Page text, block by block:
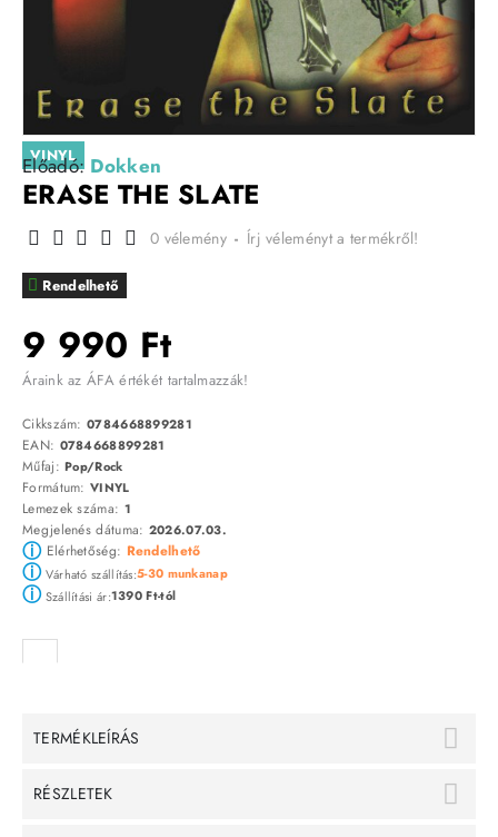
VINYL
Előadó: Dokken
ERASE THE SLATE
Rendelhető
0 vélemény - Írj véleményt a termékről!
9 990 Ft
Áraink az ÁFA értékét tartalmazzák!
Cikkszám: 0784668899281
EAN: 0784668899281
Műfaj:Pop/Rock
Formátum: VINYL
Lemezek száma: 1
Megjelenés dátuma: 2026.07.03.
ⓘElérhetőség: Rendelhető
ⓘVárható szállítás:5-30 munkanap
ⓘSzállítási ár:1390 Ft-tól
TERMÉKLEÍRÁS
RÉSZLETEK